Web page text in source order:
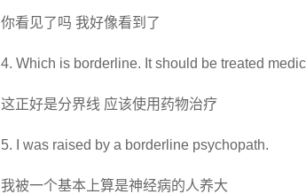
你看见了吗 我好像看到了
4. Which is borderline. It should be treated
这正好是分界线 应该使用药物治疗
5. I was raised by a borderline psychopath.
我被一个基本上算是神经病的人养大